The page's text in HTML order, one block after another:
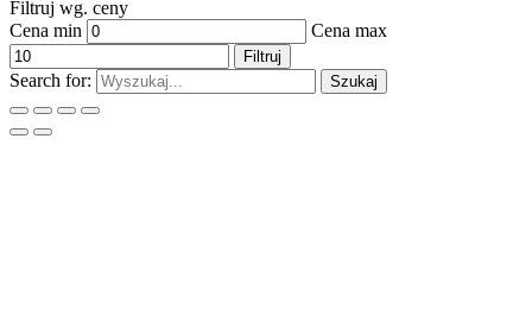
Filtruj wg. ceny
Cena min
Cena max
Filtruj
Search for: Szukaj